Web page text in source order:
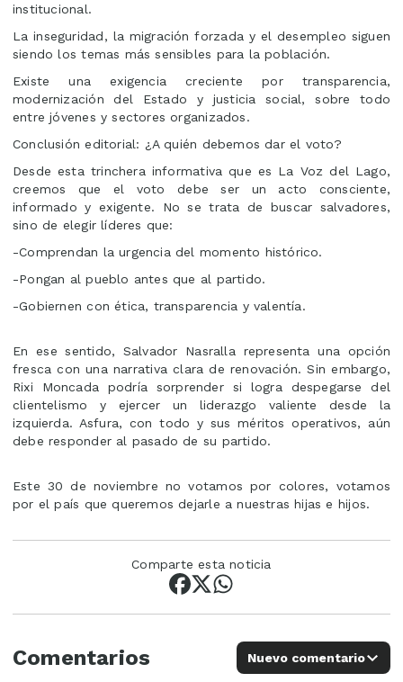
institucional.
La inseguridad, la migración forzada y el desempleo siguen
siendo los temas más sensibles para la población.
Existe una exigencia creciente por transparencia,
modernización del Estado y justicia social, sobre todo
entre jóvenes y sectores organizados.
Conclusión editorial: ¿A quién debemos dar el voto?
Desde esta trinchera informativa que es La Voz del Lago,
creemos que el voto debe ser un acto consciente,
informado y exigente. No se trata de buscar salvadores,
sino de elegir líderes que:
-Comprendan la urgencia del momento histórico.
-Pongan al pueblo antes que al partido.
-Gobiernen con ética, transparencia y valentía.
En ese sentido, Salvador Nasralla representa una opción
fresca con una narrativa clara de renovación. Sin embargo,
Rixi Moncada podría sorprender si logra despegarse del
clientelismo y ejercer un liderazgo valiente desde la
izquierda. Asfura, con todo y sus méritos operativos, aún
debe responder al pasado de su partido.
Este 30 de noviembre no votamos por colores, votamos
por el país que queremos dejarle a nuestras hijas e hijos.
Comparte esta noticia
Comentarios Nuevo comentario